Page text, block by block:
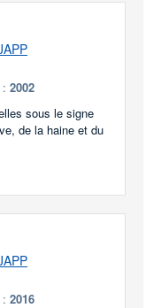
2002
sous le signe
de la haine et du
2016